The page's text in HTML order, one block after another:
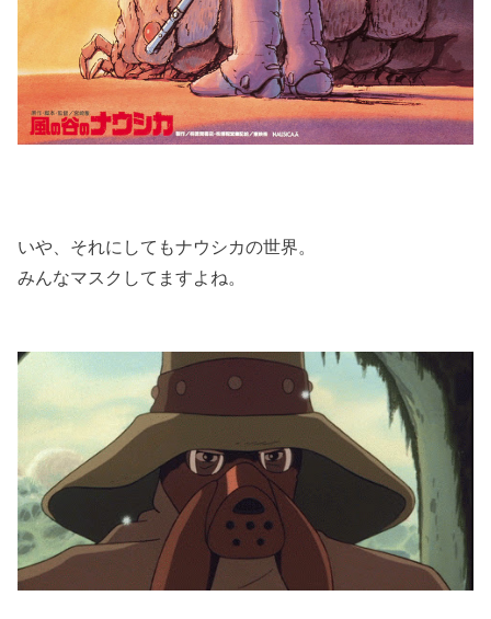
いや、それにしてもナウシカの世界。
みんなマスクしてますよね。